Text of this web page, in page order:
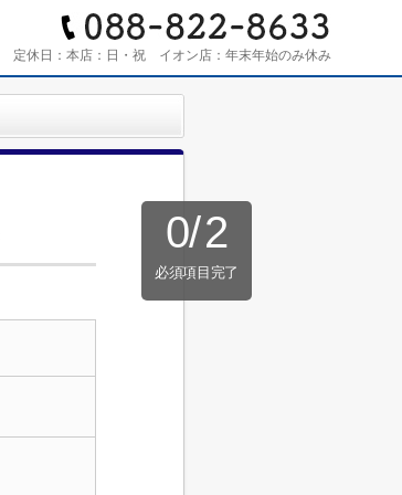
定休日： 本店：日・祝 イオン店：年末年始のみ休み
0/2
必須項目完了